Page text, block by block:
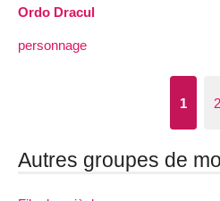
Ordo Dracul
personnage
1 2
Autres groupes de